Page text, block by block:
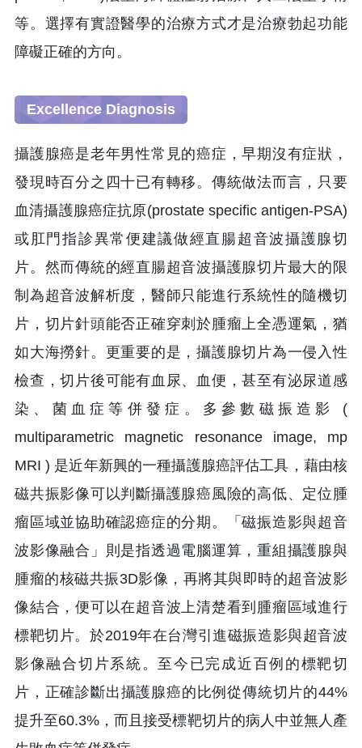
等。選擇有實證醫學的治療方式才是治療勃起功能
障礙正確的方向。
Excellence Diagnosis
攝護腺癌是老年男性常見的癌症，早期沒有症狀，
發現時百分之四十已有轉移。傳統做法而言，只要
血清攝護腺癌症抗原(prostate specific antigen-PSA)
或肛門指診異常便建議做經直腸超音波攝護腺切
片。然而傳統的經直腸超音波攝護腺切片最大的限
制為超音波解析度，醫師只能進行系統性的隨機切
片，切片針頭能否正確穿刺於腫瘤上全憑運氣，猶
如大海撈針。更重要的是，攝護腺切片為一侵入性
檢查，切片後可能有血尿、血便，甚至有泌尿道感
染、菌血症等併發症。多參數磁振造影 (
multiparametric magnetic resonance image, mp
MRI ) 是近年新興的一種攝護腺癌評估工具，藉由核
磁共振影像可以判斷攝護腺癌風險的高低、定位腫
瘤區域並協助確認癌症的分期。「磁振造影與超音
波影像融合」則是指透過電腦運算，重組攝護腺與
腫瘤的核磁共振3D影像，再將其與即時的超音波影
像結合，便可以在超音波上清楚看到腫瘤區域進行
標靶切片。於2019年在台灣引進磁振造影與超音波
影像融合切片系統。至今已完成近百例的標靶切
片，正確診斷出攝護腺癌的比例從傳統切片的44%
提升至60.3%，而且接受標靶切片的病人中並無人產